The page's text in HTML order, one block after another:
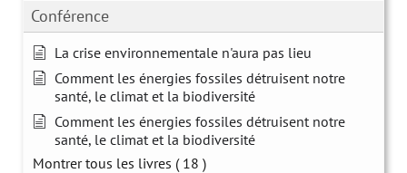
Conférence
La crise environnementale n'aura pas lieu
Comment les énergies fossiles détruisent notre
santé, le climat et la biodiversité
Comment les énergies fossiles détruisent notre
santé, le climat et la biodiversité
Montrer tous les livres ( 18 )